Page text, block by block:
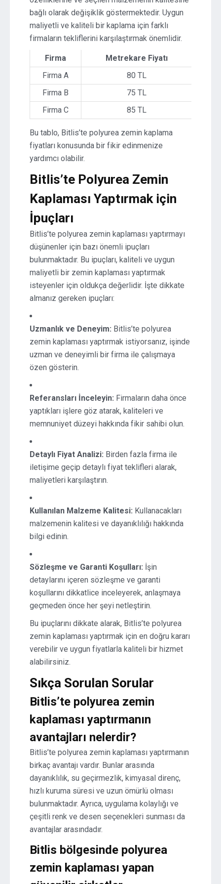
bağlı olarak değişiklik göstermektedir. Uygun
maliyetli ve kaliteli bir kaplama için farklı
firmaların tekliflerini karşılaştırmak önemlidir.
Firma
Metrekare Fiyatı
Firma A
80 TL
Firma B
75 TL
Firma C
85 TL
Bu tablo, Bitlis’te polyurea zemin kaplama
fiyatları konusunda bir fikir edinmenize
yardımcı olabilir.
Bitlis’te Polyurea Zemin
Kaplaması Yaptırmak için
İpuçları
Bitlis’te polyurea zemin kaplaması yaptırmayı
düşünenler için bazı önemli ipuçları
bulunmaktadır. Bu ipuçları, kaliteli ve uygun
maliyetli bir zemin kaplaması yaptırmak
isteyenler için oldukça değerlidir. İşte dikkate
almanız gereken ipuçları:
Uzmanlık ve Deneyim: Bitlis’te polyurea
zemin kaplaması yaptırmak istiyorsanız, işinde
uzman ve deneyimli bir firma ile çalışmaya
özen gösterin.
Referansları İnceleyin: Firmaların daha önce
yaptıkları işlere göz atarak, kaliteleri ve
memnuniyet düzeyi hakkında fikir sahibi olun.
Detaylı Fiyat Analizi: Birden fazla firma ile
iletişime geçip detaylı fiyat teklifleri alarak,
maliyetleri karşılaştırın.
Kullanılan Malzeme Kalitesi: Kullanacakları
malzemenin kalitesi ve dayanıklılığı hakkında
bilgi edinin.
Sözleşme ve Garanti Koşulları: İşin
detaylarını içeren sözleşme ve garanti
koşullarını dikkatlice inceleyerek, anlaşmaya
geçmeden önce her şeyi netleştirin.
Bu ipuçlarını dikkate alarak, Bitlis’te polyurea
zemin kaplaması yaptırmak için en doğru kararı
verebilir ve uygun fiyatlarla kaliteli bir hizmet
alabilirsiniz.
Sıkça Sorulan Sorular
Bitlis’te polyurea zemin
kaplaması yaptırmanın
avantajları nelerdir?
Bitlis’te polyurea zemin kaplaması yaptırmanın
birkaç avantajı vardır. Bunlar arasında
dayanıklılık, su geçirmezlik, kimyasal direnç,
hızlı kuruma süresi ve uzun ömürlü olması
bulunmaktadır. Ayrıca, uygulama kolaylığı ve
çeşitli renk ve desen seçenekleri sunması da
avantajlar arasındadır.
Bitlis bölgesinde polyurea
zemin kaplaması yapan